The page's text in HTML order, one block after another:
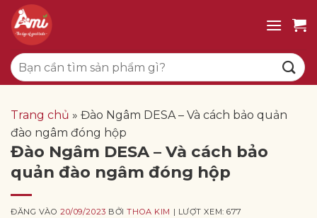
qua
dung
Tìm
kiếm:
Trang chủ » Đào Ngâm DESA – Và cách bảo quản
đào ngâm đóng hộp
Đào Ngâm DESA – Và cách bảo
quản đào ngâm đóng hộp
ĐĂNG VÀO20/09/2023 BỞITHOA KIM | LƯỢT XEM: 677